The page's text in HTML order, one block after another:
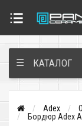
☰ КАТАЛОГ
Adex
Бордюр Adex